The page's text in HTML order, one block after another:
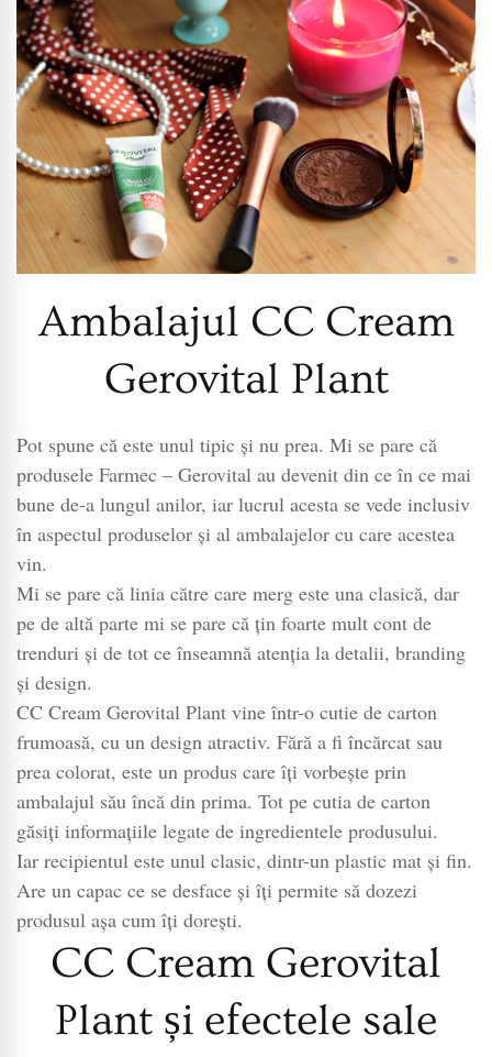
Ambalajul CC Cream
Gerovital Plant
Pot spune că este unul tipic și nu prea. Mi se pare că
produsele Farmec – Gerovital au devenit din ce în ce mai
bune de-a lungul anilor, iar lucrul acesta se vede inclusiv
în aspectul produselor și al ambalajelor cu care acestea
vin.
Mi se pare că linia către care merg este una clasică, dar
pe de altă parte mi se pare că țin foarte mult cont de
trenduri și de tot ce înseamnă atenția la detalii, branding
și design.
CC Cream Gerovital Plant vine într-o cutie de carton
frumoasă, cu un design atractiv. Fără a fi încărcat sau
prea colorat, este un produs care îți vorbește prin
ambalajul său încă din prima. Tot pe cutia de carton
găsiți informațiile legate de ingredientele produsului.
Iar recipientul este unul clasic, dintr-un plastic mat și fin.
Are un capac ce se desface și îți permite să dozezi
produsul așa cum îți dorești.
CC Cream Gerovital
Plant și efectele sale